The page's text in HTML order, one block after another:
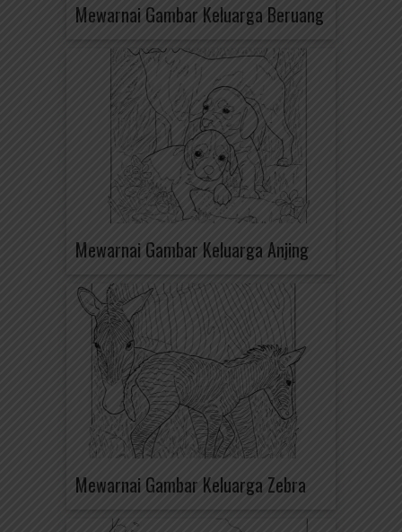
Mewarnai Gambar Keluarga Beruang
Mewarnai Gambar Keluarga Anjing
Mewarnai Gambar Keluarga Zebra